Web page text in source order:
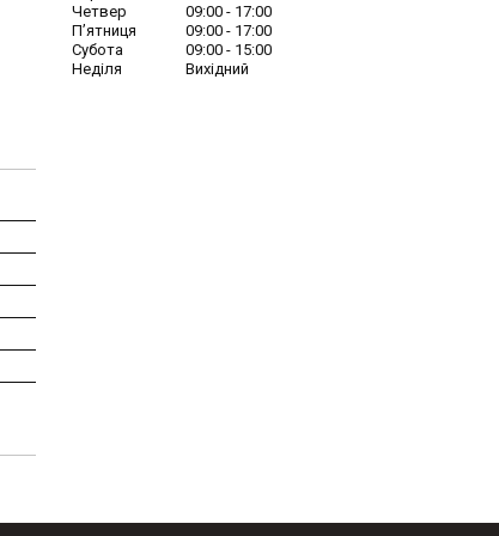
Четвер
09:00
17:00
Пʼятниця
09:00
17:00
Субота
09:00
15:00
Неділя
Вихідний